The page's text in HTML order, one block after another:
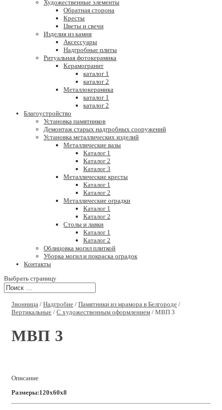
Художественные элементы
Обратная сторона
Кресты
Цветы и свечи
Изделия из камня
Аксессуары
Надгробные плиты
Ритуальная фотокерамика
Керамогранит
каталог 1
каталог 2
Металлокерамика
каталог 1
каталог 2
Благоустройство
Установка памятников
Демонтаж старых надгробных сооружений
Установка металлических изделий
Металлические вазы
Каталог 1
Каталог 2
Каталог 3
Металлические кресты
Каталог 1
Каталог 2
Металлические оградки
Каталог 1
Каталог 2
Столы и лавки
Каталог 1
Каталог 2
Облицовка могил плиткой
Уборка могил и покраска оградок
Контакты
Выбрать страницу
Звонница / Надгробие / Памятники из мрамора в Белгороде /
Вертикальные / С художественным оформлением / МВП 3
МВП 3
Описание
Размеры:120x60x8